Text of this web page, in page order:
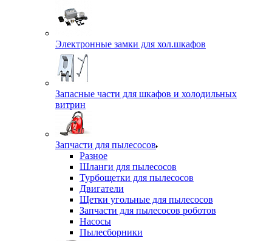
Электронные замки для хол.шкафов
Запасные части для шкафов и холодильных
витрин
Запчасти для пылесосов
Разное
Шланги для пылесосов
Турбощетки для пылесосов
Двигатели
Щетки угольные для пылесосов
Запчасти для пылесосов роботов
Насосы
Пылесборники